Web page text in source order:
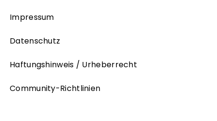
Impressum
Datenschutz
Haftungshinweis / Urheberrecht
Community-Richtlinien